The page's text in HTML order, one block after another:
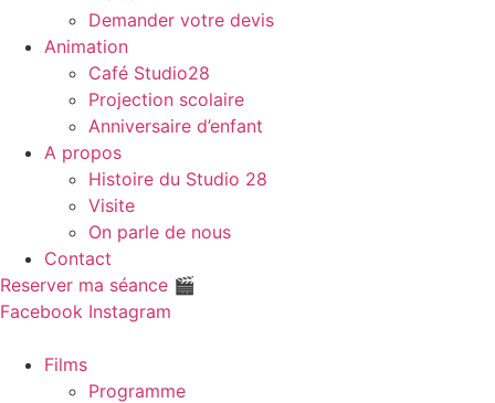
Demander votre devis
Animation
Café Studio28
Projection scolaire
Anniversaire d’enfant
A propos
Histoire du Studio 28
Visite
On parle de nous
Contact
Reserver ma séance 🎬
Facebook Instagram
Films
Programme